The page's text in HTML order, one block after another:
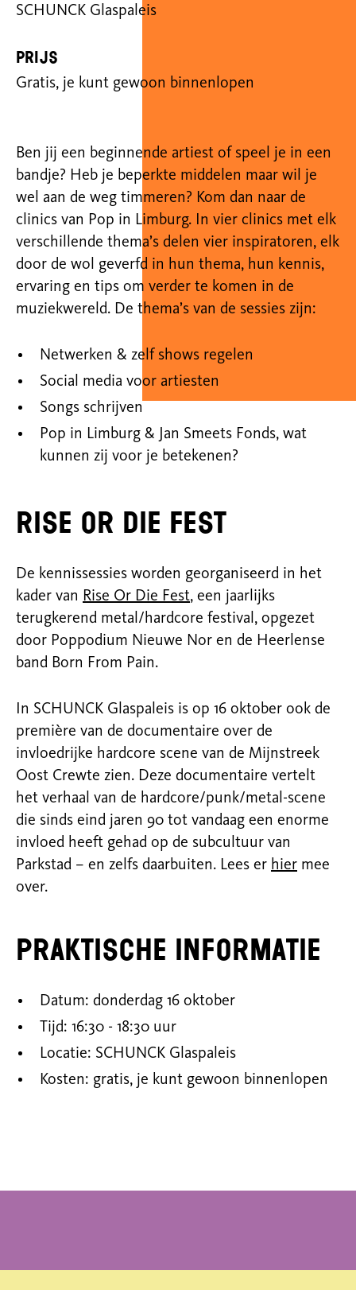
SCHUNCK Glaspaleis
Prijs
Gratis, je kunt gewoon binnenlopen
Ben jij een beginnende artiest of speel je in een
bandje? Heb je beperkte middelen maar wil je
wel aan de weg timmeren? Kom dan naar de
clinics van Pop in Limburg. In vier clinics met elk
verschillende thema’s delen vier inspiratoren, elk
door de wol geverfd in hun thema, hun kennis,
ervaring en tips om verder te komen in de
muziekwereld. De thema’s van de sessies zijn:
Netwerken & zelf shows regelen
Social media voor artiesten
Songs schrijven
Pop in Limburg & Jan Smeets Fonds, wat
kunnen zij voor je betekenen?
Rise or Die Fest
De kennissessies worden georganiseerd in het
kader van Rise Or Die Fest, een jaarlijks
terugkerend metal/hardcore festival, opgezet
door Poppodium Nieuwe Nor en de Heerlense
band Born From Pain.
In SCHUNCK Glaspaleis is op 16 oktober ook de
première van de documentaire over de
invloedrijke hardcore scene van de Mijnstreek
Oost Crewte zien. Deze documentaire vertelt
het verhaal van de hardcore/punk/metal-scene
die sinds eind jaren 90 tot vandaag een enorme
invloed heeft gehad op de subcultuur van
Parkstad – en zelfs daarbuiten. Lees er hier mee
over.
Praktische informatie
Datum: donderdag 16 oktober
Tijd: 16:30 - 18:30 uur
Locatie: SCHUNCK Glaspaleis
Kosten: gratis, je kunt gewoon binnenlopen